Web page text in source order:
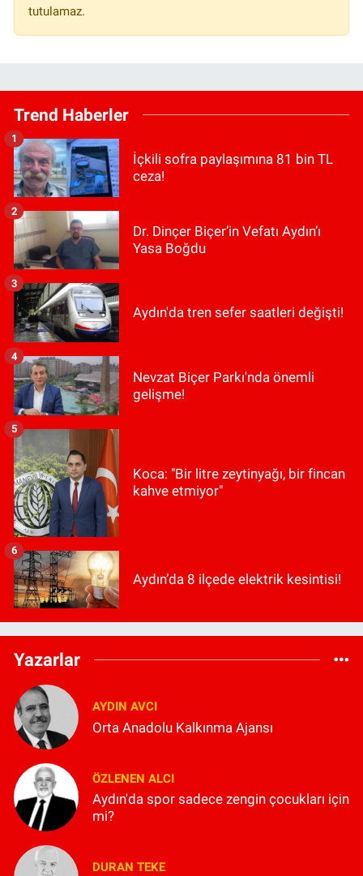
tutulamaz.
Trend Haberler
İçkili sofra paylaşımına 81 bin TL
ceza!
1
Dr. Dinçer Biçer’in Vefatı Aydın’ı
Yasa Boğdu
2
Aydın'da tren sefer saatleri değişti!
3
Nevzat Biçer Parkı'nda önemli
gelişme!
4
Koca: "Bir litre zeytinyağı, bir fincan
kahve etmiyor"
5
Aydın’da 8 ilçede elektrik kesintisi!
6
Yazarlar
AYDIN AVCI
Orta Anadolu Kalkınma Ajansı
ÖZLENEN ALCI
Aydın'da spor sadece zengin çocukları için
mi?
DURAN TEKE